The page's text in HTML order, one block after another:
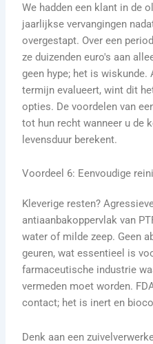
We hadden een klant in de
jaarlijkse vervangingen
overgestapt. Over een
ze duizenden euro's aan
geen hype; het is wiskunde.
termijn evalueert, wint dit
opties. De voordelen van
tot hun recht wanneer u de
levensduur berekent.
Voordeel 6: Eenvoudige
Kleverige resten?
antiaanbakoppervlak van
water of milde zeep. Geen
geuren, wat essentieel is
farmaceutische industrie
vermeden moet worden.
contact; het is inert en
Denk aan een